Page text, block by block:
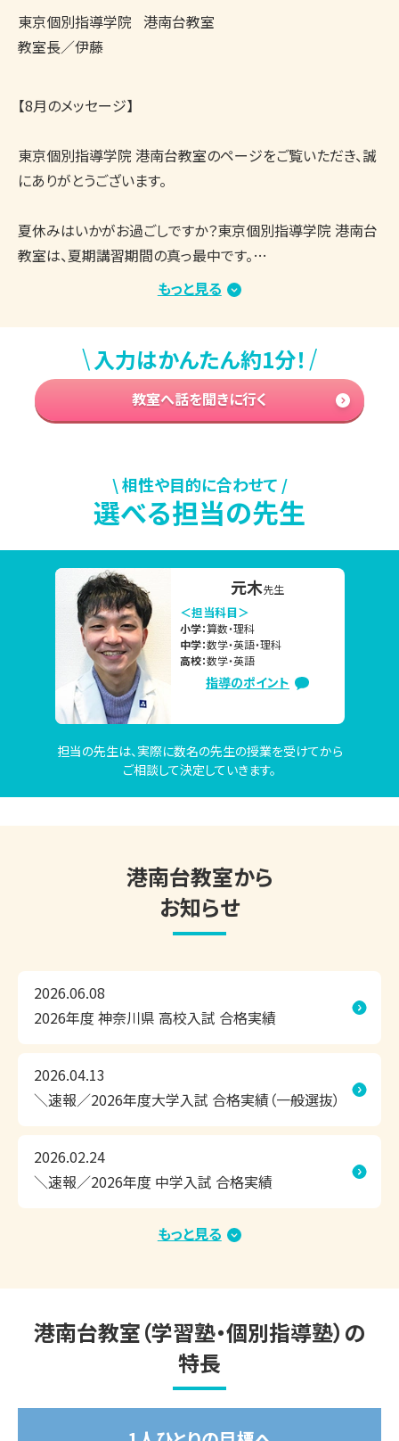
東京個別指導学院 港南台教室
教室長／伊藤
【8月のメッセージ】
東京個別指導学院 港南台教室のページをご覧いただき、誠
にありがとうございます。
夏休みはいかがお過ごしですか？東京個別指導学院 港南台
教室は、夏期講習期間の真っ最中です。
教室内は涼しく、集中して学習できる環境を整えており、生
格・成績アップに向けてがんばっている方が多くいらっしゃる
と思います。
もし、学習を進める中で「今の勉強方法でいいのかな？」「取
り組む内容は合っている？」「もっと効率のいい勉強方法はな
指導学院 港南台教室の無料学習相談会をご活用ください。
▼今の時期、よくいただくご相談内容
「部活を引退したので、高校受験に向けて本格的に勉強を始
「2学期の定期テストで高得点を取るために、夏休み中にしっ
かり対策したい」
「夏休み中に苦手克服したいけど、なかなか思うように勉強
が進んでない」
「志望校合格に向けて、今の勉強の進め方で大丈夫か不安。
相談したい」など
上記のご相談内容は一例です。
気軽にお問い合わせください。
東京個別指導学院 港南台教室は、お子さまにピッタリの学
◎1人ひとりにピッタリの学習計画
◎お子さまに合わせて調整できるスケジュール
教室見学も承っております。
ぜひ、港南台教室まで足を運んでいただき、学習環境などを
▽夏期講習期間
2026年7月14日(火)～8月31日(月)
受講する教科や学習内容、スケジュールもお子さま専用で
もっと見る
\ 入力はかんたん約1分！ /
教室へ話を聞きに行く
\ 相性や目的に合わせて /
選べる担当の先生
元木先生
＜担当科目＞
小学：算数・理科
中学：数学・英語・理科
高校：数学・英語
指導のポイント
担当の先生は、実際に数名の先生の授業を受けてから
ご相談して決定していきます。
港南台教室から
お知らせ
2026.06.08
2026年度 神奈川県 高校入試 合格実績
2026.04.13
＼速報／2026年度大学入試 合格実績（一般選抜）
2026.02.24
＼速報／2026年度 中学入試 合格実績
もっと見る
港南台教室（学習塾・個別指導塾）の
特長